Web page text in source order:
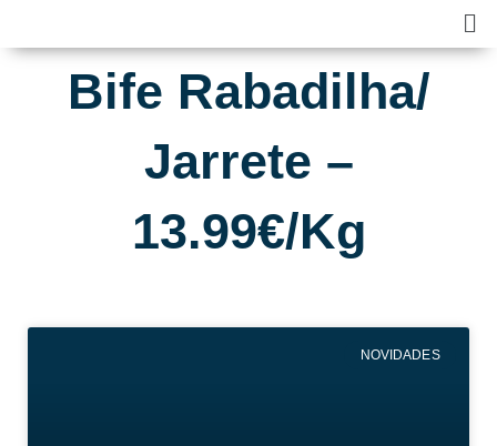
content
Bife Rabadilha/
Jarrete –
13.99€/Kg
NOVIDADES